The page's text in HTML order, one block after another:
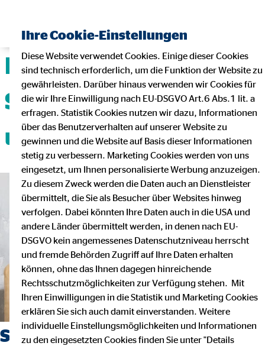
Deine Karriere mit
Sicherheit, Flexibilität
und Teamgeist!
Suchst du einen Job, der
Ihre Cookie-Einstellungen
Diese Website verwendet Cookies. Einige dieser Cookies
sind technisch erforderlich, um die Funktion der Website zu
gewährleisten. Darüber hinaus verwenden wir Cookies für
die wir Ihre Einwilligung nach EU-DSGVO Art.6 Abs.1 lit. a
erfragen. Statistik Cookies nutzen wir dazu, Informationen
über das Benutzerverhalten auf unserer Website zu
gewinnen und die Website auf Basis dieser Informationen
stetig zu verbessern. Marketing Cookies werden von uns
eingesetzt, um Ihnen personalisierte Werbung anzuzeigen.
Zu diesem Zweck werden die Daten auch an Dienstleister
übermittelt, die Sie als Besucher über Websites hinweg
verfolgen. Dabei könnten Ihre Daten auch in die USA und
andere Länder übermittelt werden, in denen nach EU-
DSGVO kein angemessenes Datenschutzniveau herrscht
und fremde Behörden Zugriff auf Ihre Daten erhalten
können, ohne das Ihnen dagegen hinreichende
Rechtsschutzmöglichkeiten zur Verfügung stehen. Mit
Ihren Einwilligungen in die Statistik und Marketing Cookies
erklären Sie sich auch damit einverstanden. Weitere
individuelle Einstellungsmöglichkeiten und Informationen
zu den eingesetzten Cookies finden Sie unter "Details